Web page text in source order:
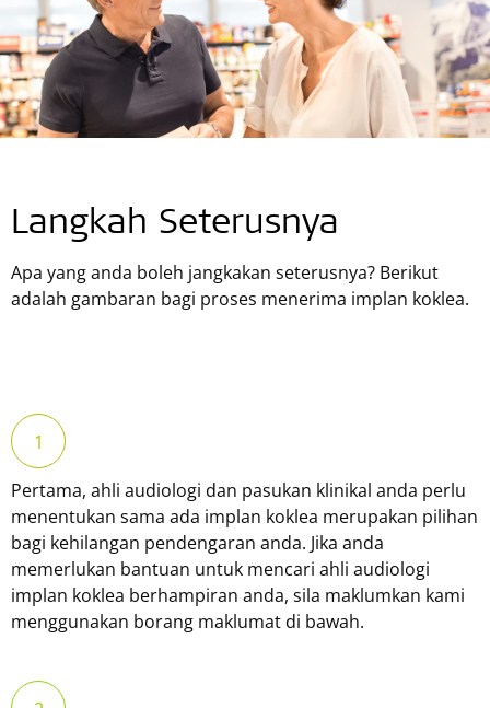
Langkah Seterusnya
Apa yang anda boleh jangkakan seterusnya? Berikut
adalah gambaran bagi proses menerima implan koklea.
Pertama, ahli audiologi dan pasukan klinikal anda perlu
menentukan sama ada implan koklea merupakan pilihan
bagi kehilangan pendengaran anda. Jika anda
memerlukan bantuan untuk mencari ahli audiologi
implan koklea berhampiran anda, sila maklumkan kami
menggunakan borang maklumat di bawah.